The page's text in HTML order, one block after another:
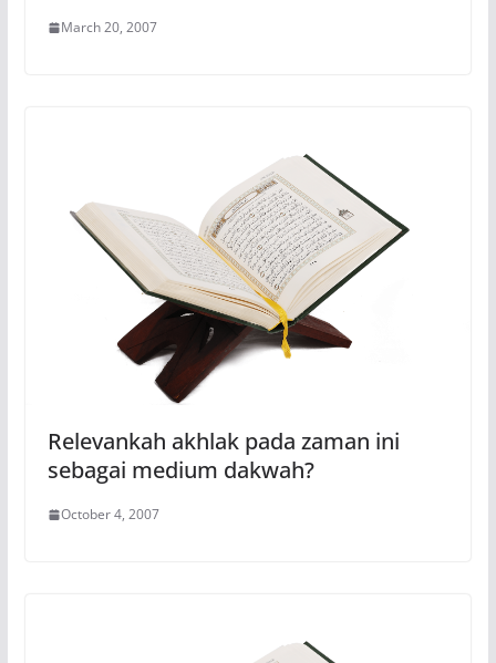
March 20, 2007
Relevankah akhlak pada zaman ini
sebagai medium dakwah?
October 4, 2007